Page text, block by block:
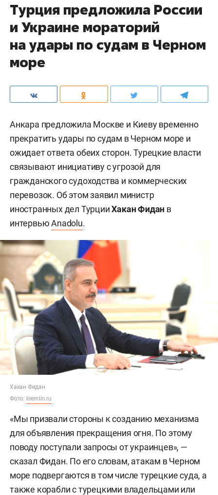
Турция предложила России
и Украине мораторий
на удары по судам в Черном
море
Анкара предложила Москве и Киеву временно
прекратить удары по судам в Черном море и
ожидает ответа обеих сторон. Турецкие власти
связывают инициативу с угрозой для
гражданского судоходства и коммерческих
перевозок. Об этом заявил министр
иностранных дел ТурцииХакан Фидан в
интервьюAnadolu.
Хакан Фидан
Фото: kremlin.ru
«Мы призвали стороны к созданию механизма
для объявления прекращения огня. По этому
поводу поступали запросы от украинцев», —
сказал Фидан. По его словам, атакам в Черном
море подвергаются в том числе турецкие суда, а
также корабли с турецкими владельцами или